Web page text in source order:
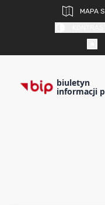
MAPA
biuletyn
informacji